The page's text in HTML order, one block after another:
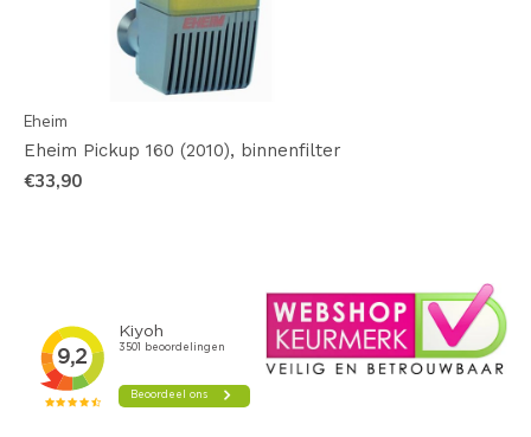
Eheim
Eheim Pickup 160 (2010), binnenfilter
€33,90